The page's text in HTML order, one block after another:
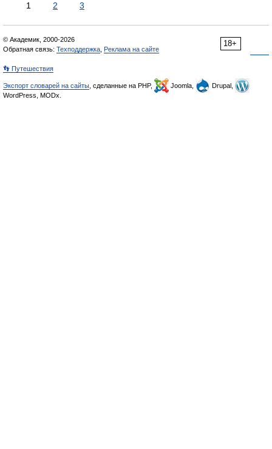
1 2 3
18+
© Академик, 2000-2026
Обратная связь: Техподдержка Реклама на сайте
👣 Путешествия
Экспорт словарей на сайты , сделанные на PHP, Joomla,
Drupal,
WordPress, MODx.